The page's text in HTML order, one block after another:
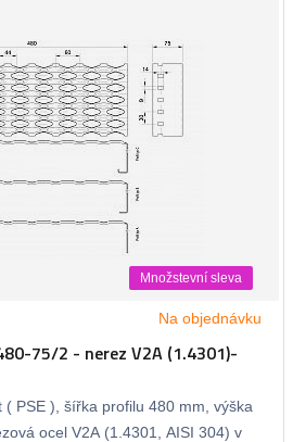
Množstevní sleva
Na objednávku
75/2 - nerez V2A (1.4301)-
( PSE ), šířka profilu 480 mm, výška
ocel V2A (1.4301, AISI 304) v